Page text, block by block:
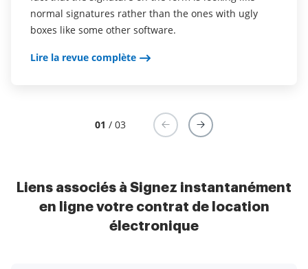
normal signatures rather than the ones with ugly
boxes like some other software.
Lire la revue complète
01 / 03
Liens associés à Signez instantanément
en ligne votre contrat de location
électronique